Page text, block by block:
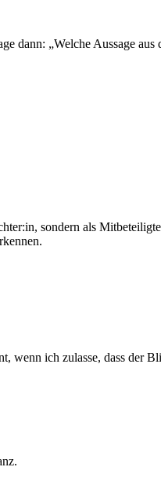
dann: „Welche Aussage aus
sondern als
wenn ich zulasse, dass der